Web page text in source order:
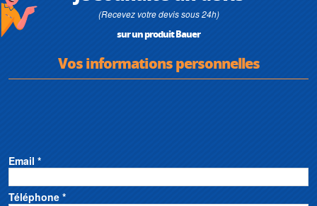
(Recevez votre devis sous 24h)
sur un produit Bauer
Vos informations personnelles
Email *
Téléphone *